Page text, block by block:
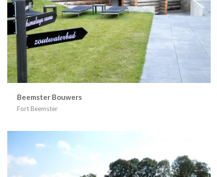
Beemster Bouwers
Fort Beemster